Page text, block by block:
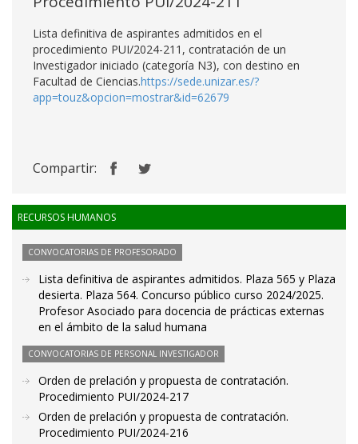
Lista definitiva de aspirantes admitidos en el
procedimiento PUI/2024-211, contratación de un
Investigador iniciado (categoría N3), con destino en
Facultad de Ciencias.https://sede.unizar.es/?
app=touz&opcion=mostrar&id=62679
Compartir:
RECURSOS HUMANOS
CONVOCATORIAS DE PROFESORADO
Lista definitiva de aspirantes admitidos. Plaza 565 y Plaza
desierta. Plaza 564. Concurso público curso 2024/2025.
Profesor Asociado para docencia de prácticas externas
en el ámbito de la salud humana
CONVOCATORIAS DE PERSONAL INVESTIGADOR
Orden de prelación y propuesta de contratación.
Procedimiento PUI/2024-217
Orden de prelación y propuesta de contratación.
Procedimiento PUI/2024-216